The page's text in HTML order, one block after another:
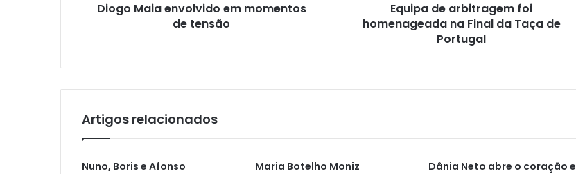
Diogo Maia envolvido em momentos
de tensão
Equipa de arbitragem foi
homenageada na Final da Taça de
Portugal
Artigos relacionados
Nuno, Boris e Afonso
Maria Botelho Moniz
Dânia Neto abre o coração e